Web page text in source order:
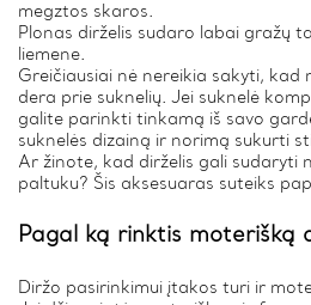
megztos skaros.
Plonas dirželis sudaro labai gražų
liemene.
Greičiausiai nė nereikia sakyti, kad
dera prie suknelių. Jei suknelė
galite parinkti tinkamą iš savo
suknelės dizainą ir norimą sukurti
Ar žinote, kad dirželis gali sudaryti
paltuku? Šis aksesuaras suteiks
Pagal ką rinktis moterišką
Diržo pasirinkimui įtakos turi ir